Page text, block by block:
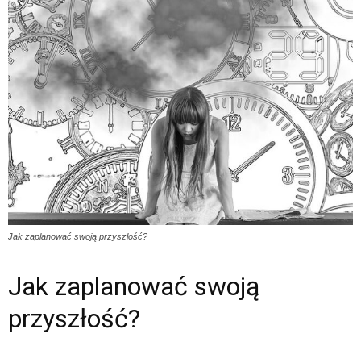
Jak zaplanować swoją przyszłość?
Jak zaplanować swoją
przyszłość?